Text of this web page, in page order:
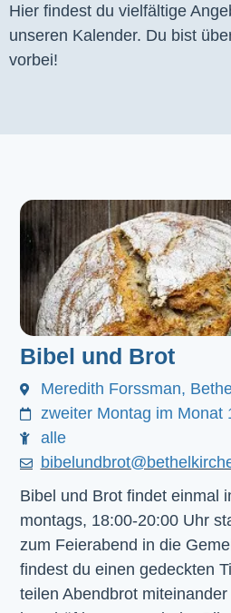
Hier findest du vielfältige
unseren Kalender. Du bist
vorbei!
Bibel und Brot
Meredith Forssman,
zweiter Montag im Monat
alle
Bibel und Brot findet einmal
montags, 18:00-20:00 Uhr
zum Feierabend in die
findest du einen gedeckten
teilen Abendbrot miteinander